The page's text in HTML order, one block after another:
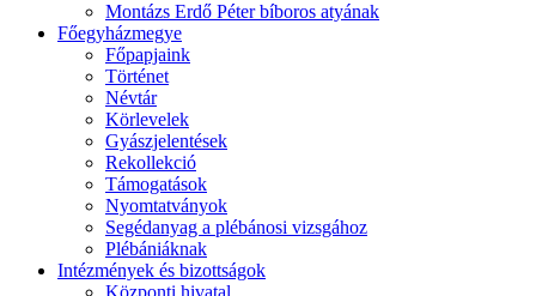
Montázs Erdő Péter bíboros atyának
Főegyházmegye
Főpapjaink
Történet
Névtár
Körlevelek
Gyászjelentések
Rekollekció
Támogatások
Nyomtatványok
Segédanyag a plébánosi vizsgához
Plébániáknak
Intézmények és bizottságok
Központi hivatal